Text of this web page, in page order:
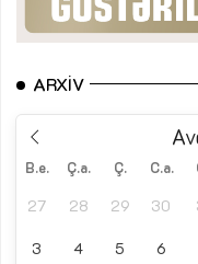
ARXIV
B.e. Ç.a. Ç. C.a.
27 28 29 30
3 4 5 6